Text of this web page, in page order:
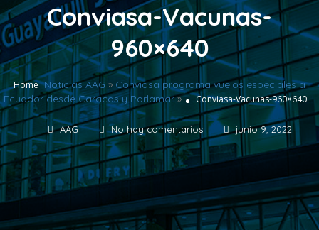
Conviasa-Vacunas-
960×640
Home Noticias AAG » Conviasa programa vuelos especiales a
Ecuador desde Caracas y Porlamar» Conviasa-Vacunas-960×640
AAG No hay comentarios junio 9, 2022